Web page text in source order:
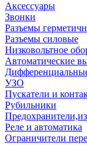
Аксессуары
Звонки
Разъемы
Разъемы силовые
Низковольтное
Автоматические
УЗО
Пускатели и
Рубильники
Реле и автоматика
Ограничители